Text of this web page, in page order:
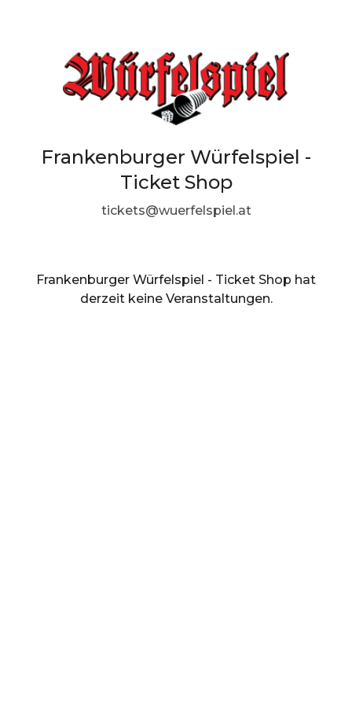
Frankenburger Würfelspiel -
Ticket Shop
tickets@wuerfelspiel.at
Frankenburger Würfelspiel - Ticket Shop hat
derzeit keine Veranstaltungen.